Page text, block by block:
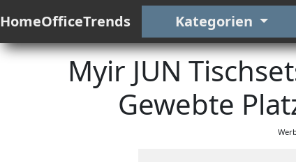
HomeOfficeTrends Kategorien
Myir JUN
Gewebte